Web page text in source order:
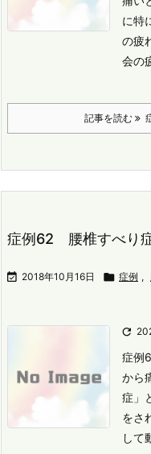
に特
の疲
会の
記事を読む
症例62 腰椎すべり
 2018年10月16日  症例 ,

症例
から
症」
をさ
して